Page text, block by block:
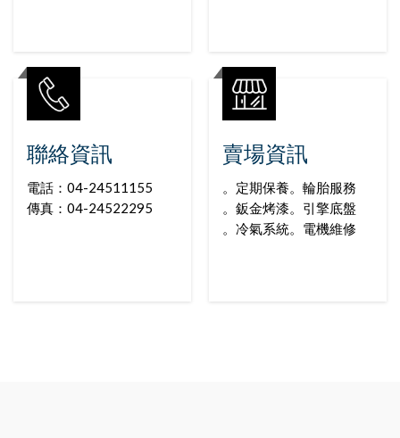
聯絡資訊
電話：04-24511155
傳真：04-24522295
賣場資訊
。定期保養。輪胎服務
。鈑金烤漆。引擎底盤
。冷氣系統。電機維修